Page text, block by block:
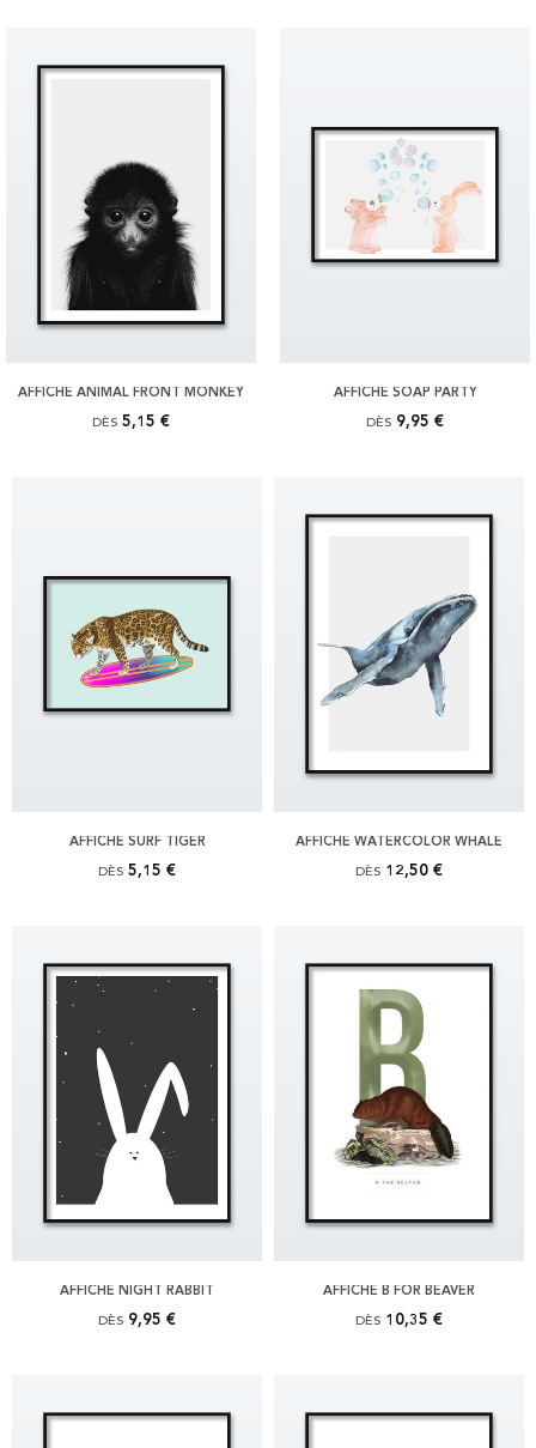
AFFICHE ANIMAL FRONT MONKEY
DÈS 5,15 €
AFFICHE SOAP PARTY
DÈS 9,95 €
AFFICHE SURF TIGER
DÈS 5,15 €
AFFICHE WATERCOLOR WHALE
DÈS 12,50 €
AFFICHE NIGHT RABBIT
DÈS 9,95 €
AFFICHE B FOR BEAVER
DÈS 10,35 €